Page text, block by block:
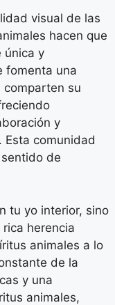
visual de las
hacen que
única y
fomenta una
comparten su
y
Esta comunidad
de
tu yo interior, sino
herencia
animales a lo
de la
y una
animales,